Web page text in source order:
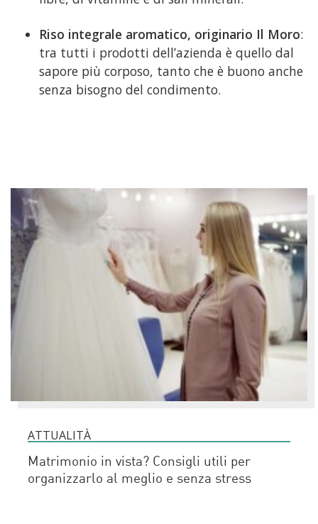
Riso integrale aromatico, originario Il Moro:
tra tutti i prodotti dell’azienda è quello dal
sapore più corposo, tanto che è buono anche
senza bisogno del condimento.
ATTUALITÀ
Matrimonio in vista? Consigli utili per
organizzarlo al meglio e senza stress